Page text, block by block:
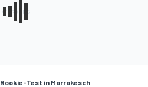
Rookie-Test in Marrakesch